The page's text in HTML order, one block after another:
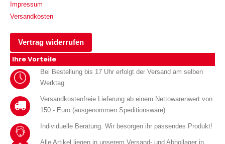
Impressum
Versandkosten
Vertrag widerrufen
Ihre Vorteile
Bei Bestellung bis 17 Uhr erfolgt der Versand am selben
Werktag
Versandkostenfreie Lieferung ab einem Nettowarenwert von
150.- Euro (ausgenommen Speditionsware).
Individuelle Beratung. Wir besorgen ihr passendes Produkt!
Alle Artikel liegen in unserem Versand- und Abhollager in